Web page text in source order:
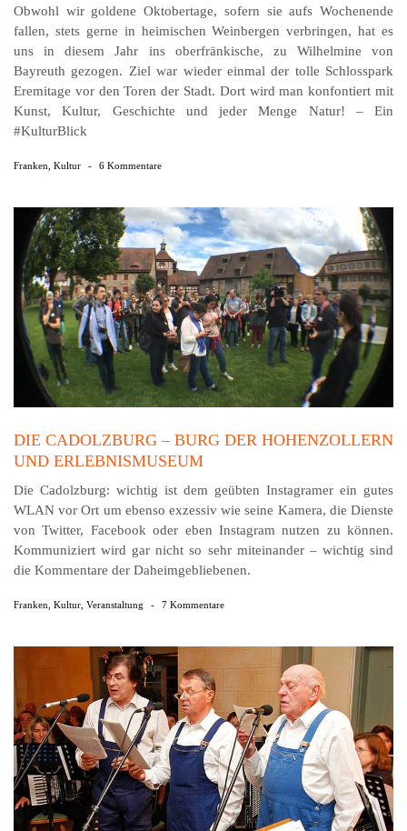
Obwohl wir goldene Oktobertage, sofern sie aufs Wochenende
fallen, stets gerne in heimischen Weinbergen verbringen, hat es
uns in diesem Jahr ins oberfränkische, zu Wilhelmine von
Bayreuth gezogen. Ziel war wieder einmal der tolle Schlosspark
Eremitage vor den Toren der Stadt. Dort wird man konfontiert mit
Kunst, Kultur, Geschichte und jeder Menge Natur! – Ein
#KulturBlick
Franken Kultur - 6 Kommentare
DIE CADOLZBURG – BURG DER HOHENZOLLERN
UND ERLEBNISMUSEUM
Die Cadolzburg: wichtig ist dem geübten Instagramer ein gutes
WLAN vor Ort um ebenso exzessiv wie seine Kamera, die Dienste
von Twitter, Facebook oder eben Instagram nutzen zu können.
Kommuniziert wird gar nicht so sehr miteinander – wichtig sind
die Kommentare der Daheimgebliebenen.
Franken Kultur Veranstaltung - 7 Kommentare